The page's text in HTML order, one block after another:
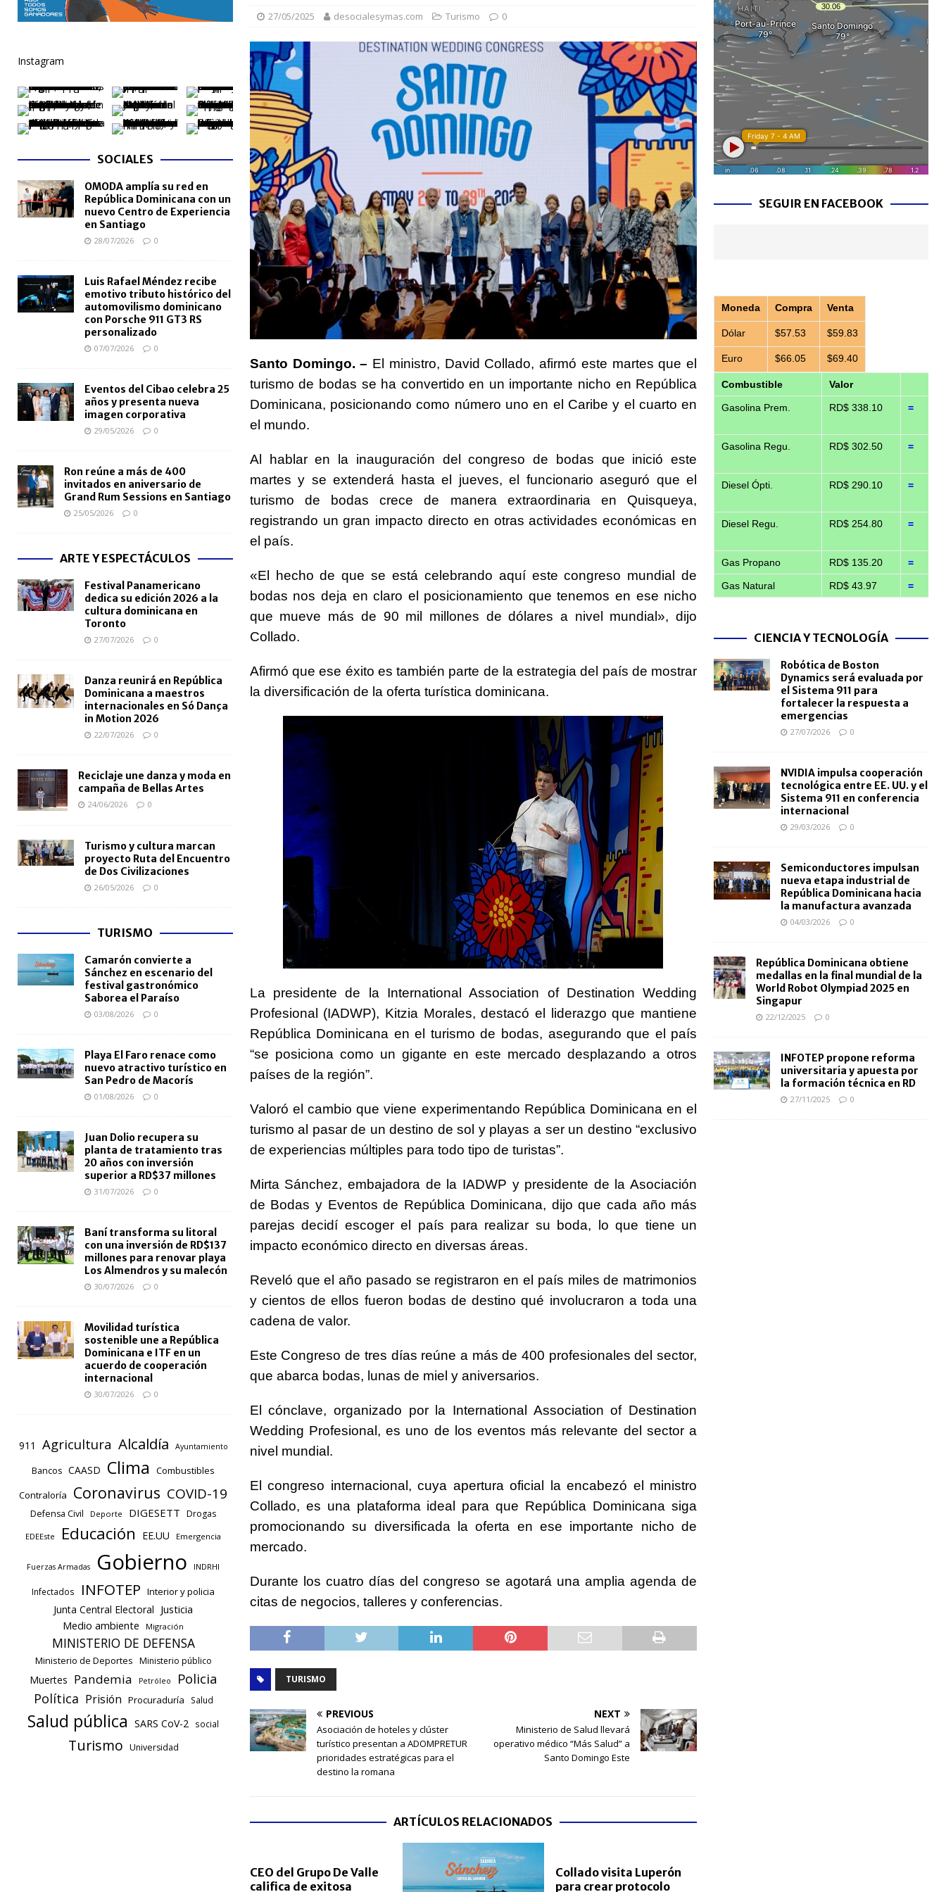
[ 06/08/2026 ]
Becas internacionales benefician a 1,500 jóvenes dominicanos para estudiar maestrías y doctorados en el
Meta RD 2036 reúne a Gobierno, universidades y sector privado para definir la estrategia de desarrollo
nacional
NACIONALES
[ 05/08/2026 ]
Lactancia materna fortalece la salud del bebé y la madre, destaca Hospiten Santo Domingo
[ 05/08/2026 ]
TRAE incorpora 29 autobuses para ampliar el transporte escolar antes del inicio del año lectivo 2026-2027
NACIONALES
[ 05/08/2026 ] Santo Domingo celebra 528 años con balance de obras urbanas y nuevos proyectos para la capital
NACIONALES
27/05/2025 desocialesymas.com Turismo 0
Santo Domingo. – El ministro, David Collado, afirmó este martes que el
turismo de bodas se ha convertido en un importante nicho en República
Dominicana, posicionando como número uno en el Caribe y el cuarto en
el mundo.
Al hablar en la inauguración del congreso de bodas que inició este
martes y se extenderá hasta el jueves, el funcionario aseguró que el
turismo de bodas crece de manera extraordinaria en Quisqueya,
registrando un gran impacto directo en otras actividades económicas en
el país.
«El hecho de que se está celebrando aquí este congreso mundial de
bodas nos deja en claro el posicionamiento que tenemos en ese nicho
que mueve más de 90 mil millones de dólares a nivel mundial», dijo
Collado.
Afirmó que ese éxito es también parte de la estrategia del país de mostrar
la diversificación de la oferta turística dominicana.
La presidente de la International Association of Destination Wedding
Profesional (IADWP), Kitzia Morales, destacó el liderazgo que mantiene
República Dominicana en el turismo de bodas, asegurando que el país
“se posiciona como un gigante en este mercado desplazando a otros
países de la región”.
Valoró el cambio que viene experimentando República Dominicana en el
turismo al pasar de un destino de sol y playas a ser un destino “exclusivo
de experiencias múltiples para todo tipo de turistas”.
Mirta Sánchez, embajadora de la IADWP y presidente de la Asociación
de Bodas y Eventos de República Dominicana, dijo que cada año más
parejas decidí escoger el país para realizar su boda, lo que tiene un
impacto económico directo en diversas áreas.
Reveló que el año pasado se registraron en el país miles de matrimonios
y cientos de ellos fueron bodas de destino qué involucraron a toda una
cadena de valor.
Este Congreso de tres días reúne a más de 400 profesionales del sector,
que abarca bodas, lunas de miel y aniversarios.
El cónclave, organizado por la International Association of Destination
Wedding Profesional, es uno de los eventos más relevante del sector a
nivel mundial.
El congreso internacional, cuya apertura oficial la encabezó el ministro
Collado, es una plataforma ideal para que República Dominicana siga
promocionando su diversificada la oferta en ese importante nicho de
mercado.
Durante los cuatro días del congreso se agotará una amplia agenda de
citas de negocios, talleres y conferencias.
TURISMO
PREVIOUS
Asociación de hoteles y clúster
turístico presentan a ADOMPRETUR
prioridades estratégicas para el
destino la romana
NEXT
Ministerio de Salud llevará
operativo médico “Más Salud” a
Santo Domingo Este
ARTÍCULOS RELACIONADOS
CEO del Grupo De Valle
califica de exitosa
Collado visita Luperón
para crear protocolo
Instagram
SOCIALES
OMODA amplía su red en
República Dominicana con un
nuevo Centro de Experiencia
en Santiago
28/07/2026 0
Luis Rafael Méndez recibe
emotivo tributo histórico del
automovilismo dominicano
con Porsche 911 GT3 RS
personalizado
07/07/2026 0
Eventos del Cibao celebra 25
años y presenta nueva
imagen corporativa
29/05/2026 0
Ron reúne a más de 400
invitados en aniversario de
Grand Rum Sessions en Santiago
25/05/2026 0
ARTE Y ESPECTÁCULOS
Festival Panamericano
dedica su edición 2026 a la
cultura dominicana en
Toronto
27/07/2026 0
Danza reunirá en República
Dominicana a maestros
internacionales en Só Dança
in Motion 2026
22/07/2026 0
Reciclaje une danza y moda en
campaña de Bellas Artes
24/06/2026 0
Turismo y cultura marcan
proyecto Ruta del Encuentro
de Dos Civilizaciones
26/05/2026 0
TURISMO
Camarón convierte a
Sánchez en escenario del
festival gastronómico
Saborea el Paraíso
03/08/2026 0
Playa El Faro renace como
nuevo atractivo turístico en
San Pedro de Macorís
01/08/2026 0
Juan Dolio recupera su
planta de tratamiento tras
20 años con inversión
superior a RD$37 millones
31/07/2026 0
Baní transforma su litoral
con una inversión de RD$137
millones para renovar playa
Los Almendros y su malecón
30/07/2026 0
Movilidad turística
sostenible une a República
Dominicana e ITF en un
acuerdo de cooperación
internacional
30/07/2026 0
911 Agricultura Alcaldía Ayuntamiento
Bancos CAASD Clima
Combustibles
Contraloría
Coronavirus COVID-19
Defensa Civil Deporte DIGESETT Drogas
EDEEste Educación EE.UU Emergencia
Fuerzas Armadas Gobierno INDRHI
Infectados INFOTEP Interior y policia
Junta Central Electoral Justicia
Medio ambiente Migración
MINISTERIO DE DEFENSA
Ministerio de Deportes Ministerio público
Muertes Pandemia Petróleo Policia
Política Prisión Procuraduría Salud
Salud pública SARS CoV-2 social
Turismo Universidad
SEGUIR EN FACEBOOK
Moneda Compra Venta
Dólar $57.53 $59.83
Euro $66.05 $69.40
Combustible Valor
Gasolina Prem. RD$ 338.10 =
Gasolina Regu. RD$ 302.50 =
Diesel Ópti. RD$ 290.10 =
Diesel Regu. RD$ 254.80 =
Gas Propano RD$ 135.20 =
Gas Natural RD$ 43.97 =
CIENCIA Y TECNOLOGÍA
Robótica de Boston
Dynamics será evaluada por
el Sistema 911 para
fortalecer la respuesta a
emergencias
27/07/2026 0
NVIDIA impulsa cooperación
tecnológica entre EE. UU. y el
Sistema 911 en conferencia
internacional
29/03/2026 0
Semiconductores impulsan
nueva etapa industrial de
República Dominicana hacia
la manufactura avanzada
04/03/2026 0
República Dominicana obtiene
medallas en la final mundial de la
World Robot Olympiad 2025 en
Singapur
22/12/2025 0
INFOTEP propone reforma
universitaria y apuesta por
la formación técnica en RD
27/11/2025 0